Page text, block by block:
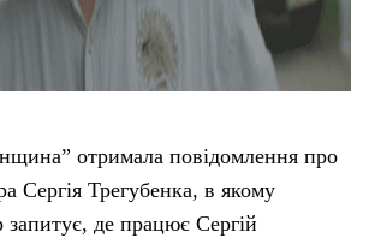
отримала повідомлення про
Сергія Трегубенка, в якому
запитує, де працює Сергій